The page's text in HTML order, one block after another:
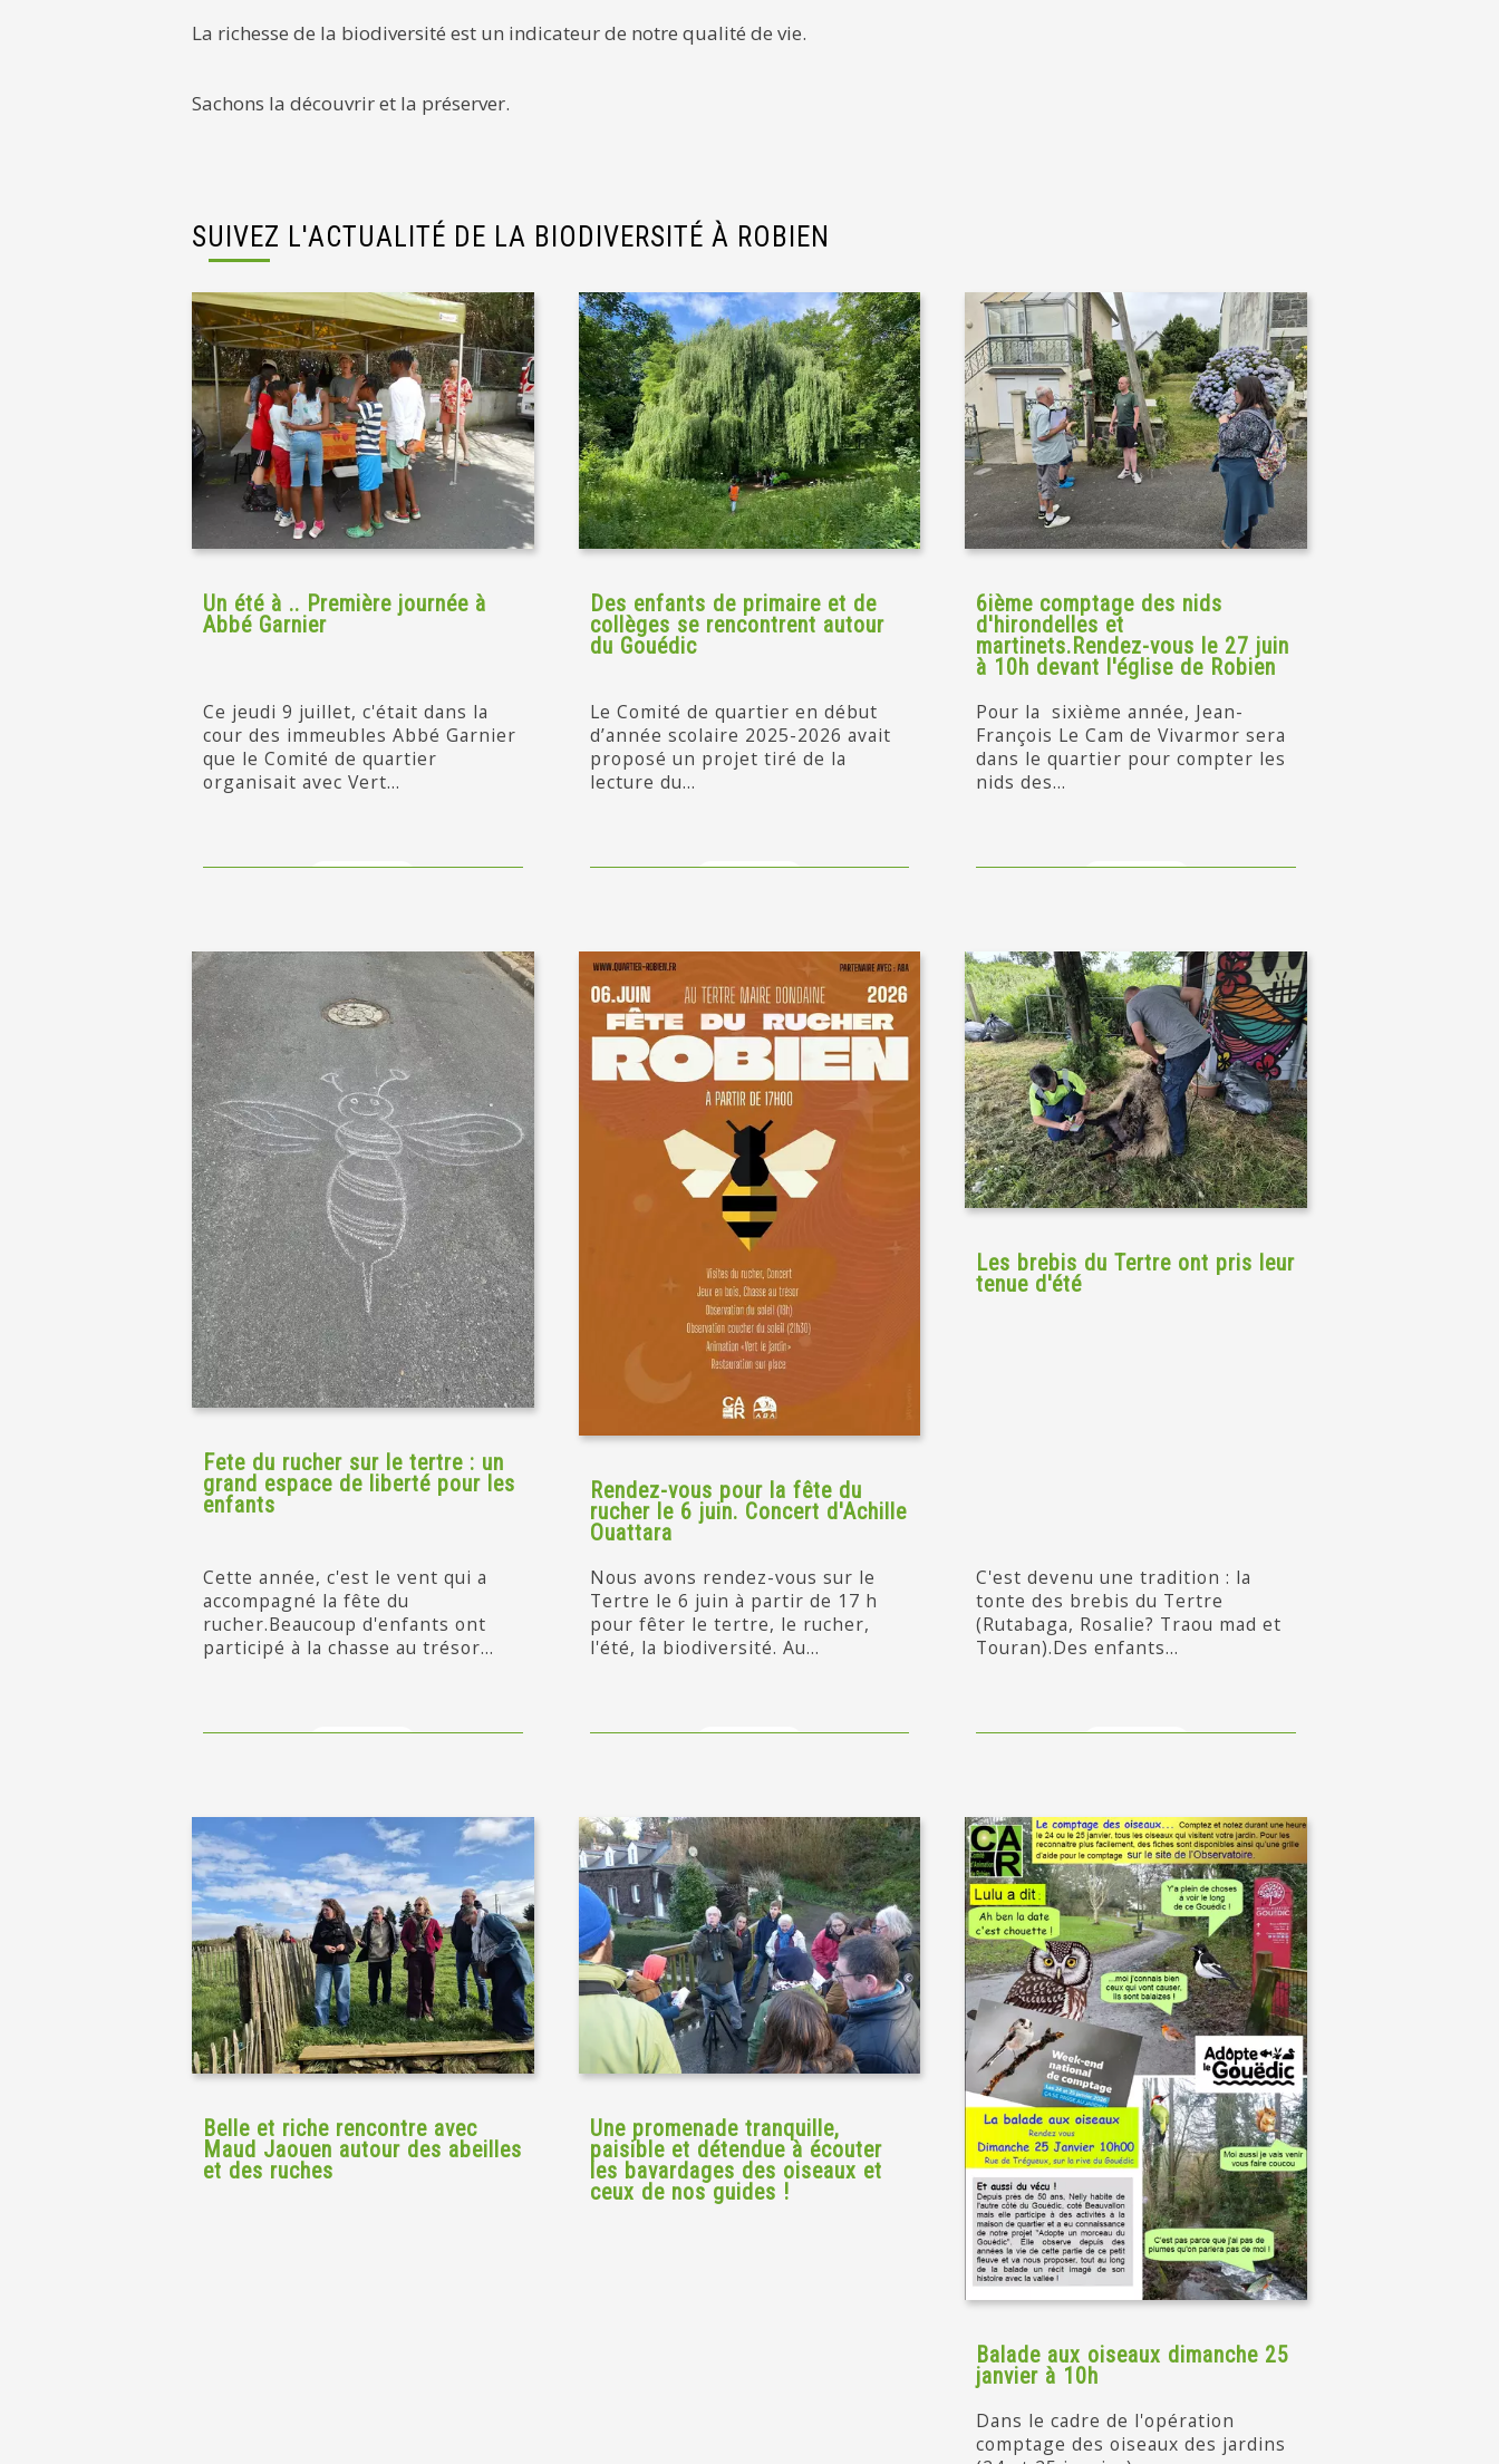
La richesse de la biodiversité est un indicateur de notre qualité de vie.
Sachons la découvrir et la préserver.
SUIVEZ L'ACTUALITÉ DE LA BIODIVERSITÉ À ROBIEN
Un été à .. Première journée à
Abbé Garnier
Ce jeudi 9 juillet, c'était dans la
cour des immeubles Abbé Garnier
que le Comité de quartier
organisait avec Vert...
Des enfants de primaire et de
collèges se rencontrent autour
du Gouédic
Le Comité de quartier en début
d’année scolaire 2025-2026 avait
proposé un projet tiré de la
lecture du...
6ième comptage des nids
d'hirondelles et
martinets.Rendez-vous le 27 juin
à 10h devant l'église de Robien
Pour la sixième année, Jean-
François Le Cam de Vivarmor sera
dans le quartier pour compter les
nids des...
Fete du rucher sur le tertre : un
grand espace de liberté pour les
enfants
Cette année, c'est le vent qui a
accompagné la fête du
rucher.Beaucoup d'enfants ont
participé à la chasse au trésor...
Rendez-vous pour la fête du
rucher le 6 juin. Concert d'Achille
Ouattara
Nous avons rendez-vous sur le
Tertre le 6 juin à partir de 17 h
pour fêter le tertre, le rucher,
l'été, la biodiversité. Au...
Les brebis du Tertre ont pris leur
tenue d'été
C'est devenu une tradition : la
tonte des brebis du Tertre
(Rutabaga, Rosalie? Traou mad et
Touran).Des enfants...
Belle et riche rencontre avec
Maud Jaouen autour des abeilles
et des ruches
Une promenade tranquille,
paisible et détendue à écouter
les bavardages des oiseaux et
ceux de nos guides !
Balade aux oiseaux dimanche 25
janvier à 10h
Dans le cadre de l'opération
comptage des oiseaux des jardins